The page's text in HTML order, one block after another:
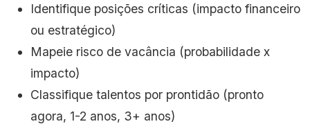
Identifique posições críticas (impacto financeiro
ou estratégico)
Mapeie risco de vacância (probabilidade x
impacto)
Classifique talentos por prontidão (pronto
agora, 1-2 anos, 3+ anos)